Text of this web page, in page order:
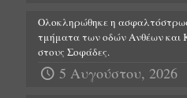
Ολοκληρώθηκε η
τμήματα των οδών Ανθέων και
στους Σοφάδες.
5 Αυγούστου, 2026